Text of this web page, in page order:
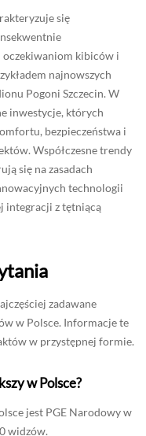
się
oczekiwaniom kibiców i
najnowszych
Pogoni Szczecin. W
inwestycje, których
bezpieczeństwa i
Współczesne trendy
się na zasadach
technologii
integracji z tętniącą
zadawane
w Polsce. Informacje te
w przystępnej formie.
w Polsce?
jest PGE Narodowy w
widzów.